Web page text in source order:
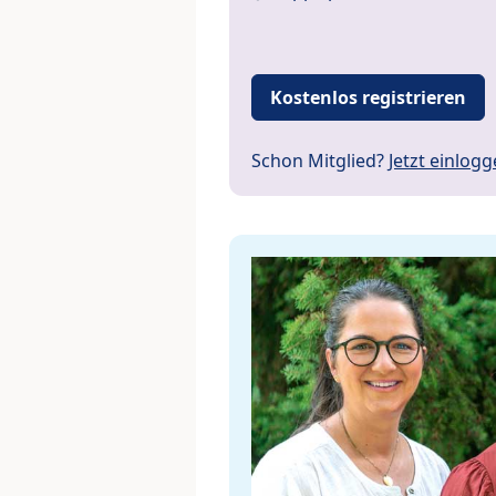
Kostenlos registrieren
Schon Mitglied? Jetzt